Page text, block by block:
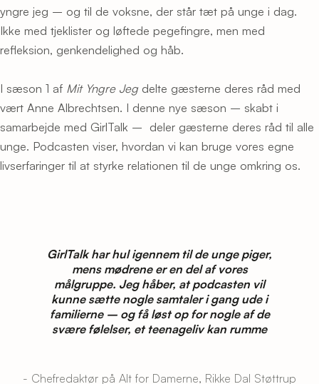
yngre jeg – og til de voksne, der står tæt på unge i dag.
Ikke med tjeklister og løftede pegefingre, men med
refleksion, genkendelighed og håb.
I sæson 1 af Mit Yngre Jegdelte gæsterne deres råd med
vært Anne Albrechtsen. I denne nye sæson – skabt i
samarbejde med GirlTalk – deler gæsterne deres råd til alle
unge. Podcasten viser, hvordan vi kan bruge vores egne
livserfaringer til at styrke relationen til de unge omkring os.
GirlTalk har hul igennem til de unge piger,
mens mødrene er en del af vores
målgruppe. Jeg håber, at podcasten vil
kunne sætte nogle samtaler i gang ude i
familierne – og få løst op for nogle af de
svære følelser, et teenageliv kan rumme
- Chefredaktør på Alt for Damerne, Rikke Dal Støttrup